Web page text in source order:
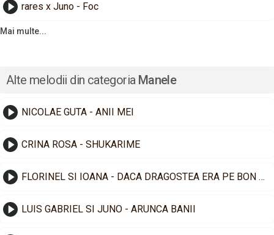
rares x Juno - Foc
Mai multe...
Alte melodii din categoria Manele
NICOLAE GUTA - ANII MEI
CRINA ROSA - SHUKARIME
FLORINEL SI IOANA - DACA DRAGOSTEA ERA PE BON FISCAL
LUIS GABRIEL SI JUNO - ARUNCA BANII